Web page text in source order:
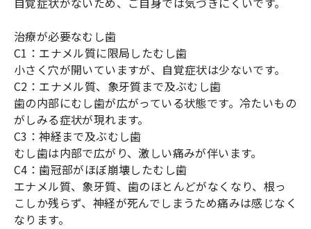
治療が必要なむし歯
C1：エナメル質に限局したむし歯
小さく穴が開いていますが、自覚症状は少ないです。
C2：エナメル質、象牙質まで及ぶむし歯
歯の内部にむし歯が広がっている状態です。冷たいもの
がしみる症状が現れます。
C3：神経まで及ぶむし歯
むし歯は内部で広がり、激しい痛みが伴います。
C4：歯冠部がほぼ崩壊したむし歯
エナメル質、象牙質、歯のほとんどがなくなり、根っ
こしか残らず、神経が死んでしまうため痛みは感じなく
なります。